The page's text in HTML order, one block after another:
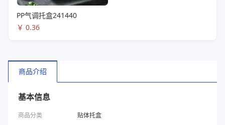
PP气调托盒241440
￥ 0.36
商品介绍
基本信息
商品分类 贴体托盒